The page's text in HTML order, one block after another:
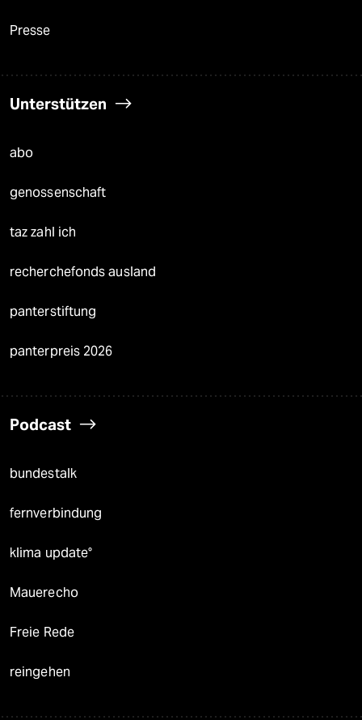
Presse
Unterstützen
abo
genossenschaft
taz zahl ich
recherchefonds ausland
panterstiftung
panterpreis 2026
Podcast
bundestalk
fernverbindung
klima update°
Mauerecho
Freie Rede
reingehen